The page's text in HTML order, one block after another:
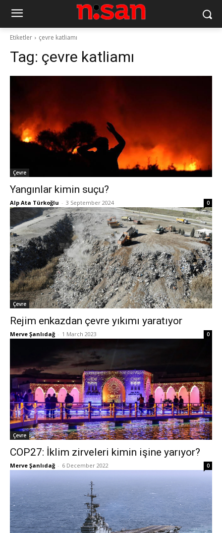
Etiketler çevre katliamı
Tag: çevre katliamı
Çevre
Yangınlar kimin suçu?
Alp Ata Türkoğlu - 3 September 2024 0
Çevre
Rejim enkazdan çevre yıkımı yaratıyor
Merve Şanlıdağ - 1 March 2023 0
Çevre
COP27: İklim zirveleri kimin işine yarıyor?
Merve Şanlıdağ - 6 December 2022 0